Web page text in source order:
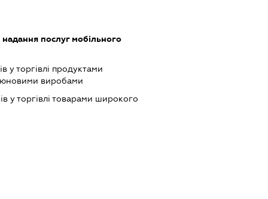
надання послуг мобільного
у торгівлі продуктами
виробами
у торгівлі товарами широкого